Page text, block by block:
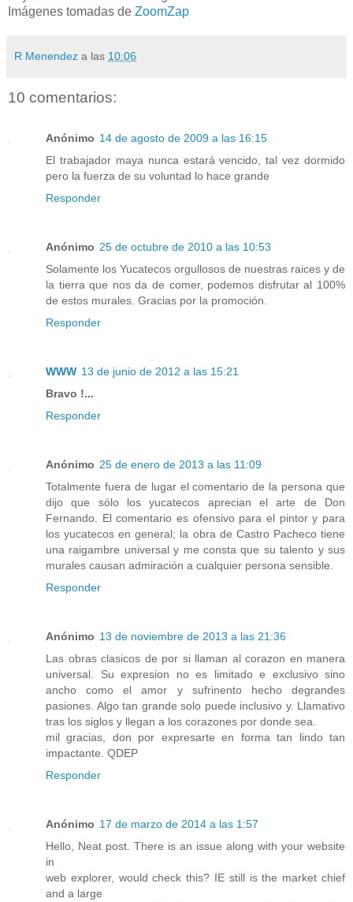
Imágenes tomadas de ZoomZap
R Menendez a las 10:06
10 comentarios:
Anónimo 14 de agosto de 2009 a las 16:15
El trabajador maya nunca estará vencido, tal vez dormido
pero la fuerza de su voluntad lo hace grande
Responder
Anónimo 25 de octubre de 2010 a las 10:53
Solamente los Yucatecos orgullosos de nuestras raices y de
la tierra que nos da de comer, podemos disfrutar al 100%
de estos murales. Gracias por la promoción.
Responder
WWW 13 de junio de 2012 a las 15:21
Bravo !...
Responder
Anónimo 25 de enero de 2013 a las 11:09
Totalmente fuera de lugar el comentario de la persona que
dijo que sólo los yucatecos aprecian el arte de Don
Fernando. El comentario es ofensivo para el pintor y para
los yucatecos en general; la obra de Castro Pacheco tiene
una raigambre universal y me consta que su talento y sus
murales causan admiración a cualquier persona sensible.
Responder
Anónimo 13 de noviembre de 2013 a las 21:36
Las obras clasicos de por si llaman al corazon en manera
universal. Su expresion no es limitado e exclusivo sino
ancho como el amor y sufrinento hecho degrandes
pasiones. Algo tan grande solo puede inclusivo y. Llamativo
tras los siglos y llegan a los corazones por donde sea.
mil gracias, don por expresarte en forma tan lindo tan
impactante. QDEP
Responder
Anónimo 17 de marzo de 2014 a las 1:57
Hello, Neat post. There is an issue along with your website
in
web explorer, would check this? IE still is the market chief
and a large